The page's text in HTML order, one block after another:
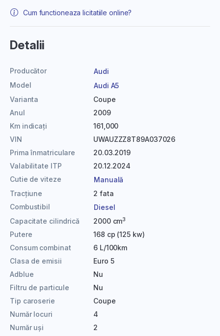
Cum functioneaza licitatiile online?
Detalii
Producător
Audi
Model
Audi A5
Varianta
Coupe
Anul
2009
Km indicați
161,000
VIN
UWAUZZZ8T89A037026
Prima înmatriculare
20.03.2019
Valabilitate ITP
20.12.2024
Cutie de viteze
Manuală
Tracțiune
2 fata
Combustibil
Diesel
Capacitate cilindrică
2000 cm3
Putere
168 cp (125 kw)
Consum combinat
6 L/100km
Clasa de emisii
Euro 5
Adblue
Nu
Filtru de particule
Nu
Tip caroserie
Coupe
Număr locuri
4
Număr uși
2